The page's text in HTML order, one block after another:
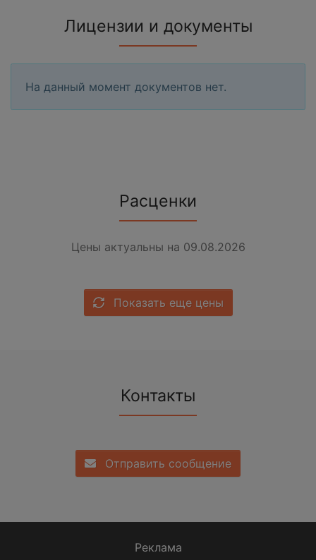
Лицензии и документы
На данный момент документов нет.
Расценки
Цены актуальны на 09.08.2026
Показать еще цены
Контакты
Отправить сообщение
Реклама